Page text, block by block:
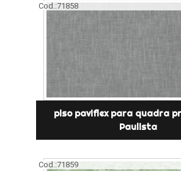
Cod.:71858
piso paviflex para quadra
Paulista
Cod.:71859